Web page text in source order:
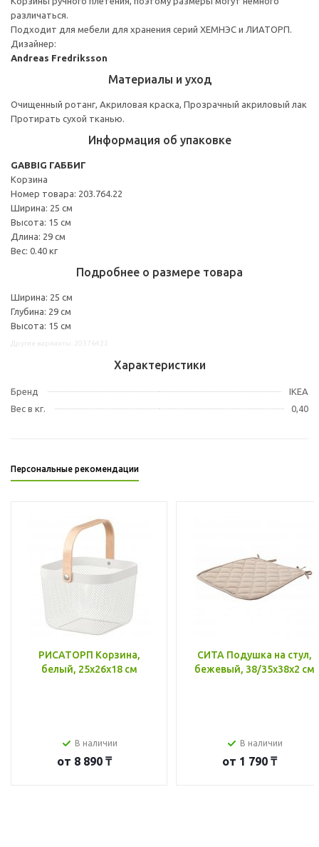
различаться.
Подходит для мебели для хранения серий ХЕМНЭС и ЛИАТОРП.
Дизайнер:
Andreas Fredriksson
Материалы и уход
Очищенный ротанг, Акриловая краска, Прозрачный акриловый лак
Протирать сухой тканью.
Информация об упаковке
GABBIG ГАББИГ
Корзина
Номер товара: 203.764.22
Ширина: 25 см
Высота: 15 см
Длина: 29 см
Вес: 0.40 кг
Подробнее о размере товара
Ширина: 25 см
Глубина: 29 см
Высота: 15 см
Характеристики
Бренд
IKEA
Вес в кг.
0,40
Персональные рекомендации
РИСАТОРП Корзина,
белый, 25x26x18 см
В наличии
от 8 890 ₸
СИТА Подушка на стул,
бежевый, 38/35x38x2 см
В наличии
от 1 790 ₸